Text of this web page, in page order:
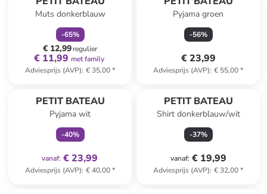
Muts donkerblauw
-65%
€ 12,99regulier
€ 11,99 met family
Adviesprijs (AVP): € 35,00*
Pyjama groen
-56%
€ 23,99
Adviesprijs (AVP): € 55,00*
PETIT BATEAU
Pyjama wit
-40%
vanaf: € 23,99
Adviesprijs (AVP): € 40,00*
PETIT BATEAU
Shirt donkerblauw/wit
-37%
vanaf: € 19,99
Adviesprijs (AVP): € 32,00*